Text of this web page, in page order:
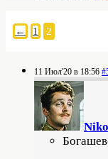
← 1 2
11 Июл'20 в 18:56